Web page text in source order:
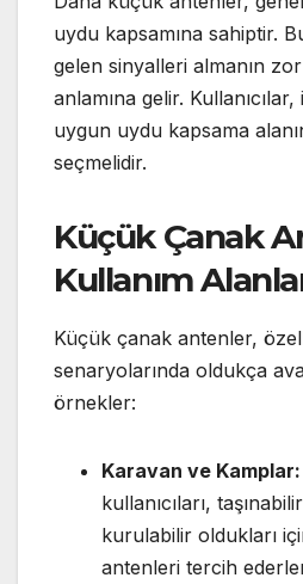
uydu kapsamına sahiptir.
gelen sinyalleri almanın
anlamına gelir.
uygun uydu kapsama
seçmelidir.
Küçük Çanak
Kullanım
Küçük çanak antenler,
senaryolarında oldukça
örnekler:
Karavan ve Kamplar:
kullanıcıları,
kurulabilir oldukları
antenleri tercih